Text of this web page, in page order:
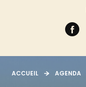
ACCUEIL AGENDA